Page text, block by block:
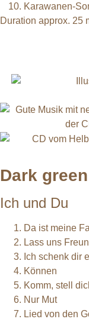
Karawanen-
Duration approx. 25
Dark
Ich und Du
Da ist meine
Lass uns
Ich schenk dir
Können
Komm, stell
Nur Mut
Lied von den